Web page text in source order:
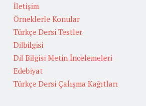
İletişim
Örneklerle Konular
Türkçe Dersi Testler
Dilbilgisi
Dil Bilgisi Metin İncelemeleri
Edebiyat
Türkçe Dersi Çalışma Kağıtları